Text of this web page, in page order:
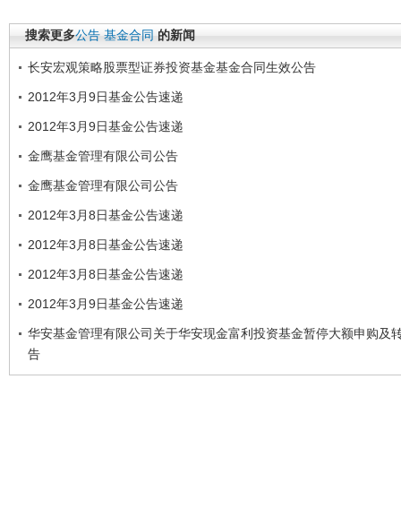
搜索更多公告 基金合同 的新闻
长安宏观策略股票型证券投资基金基金合同生效公告
2012年3月9日基金公告速递
2012年3月9日基金公告速递
金鹰基金管理有限公司公告
金鹰基金管理有限公司公告
2012年3月8日基金公告速递
2012年3月8日基金公告速递
2012年3月8日基金公告速递
2012年3月9日基金公告速递
华安基金管理有限公司关于华安现金富利投资基金暂停大额申购及
告